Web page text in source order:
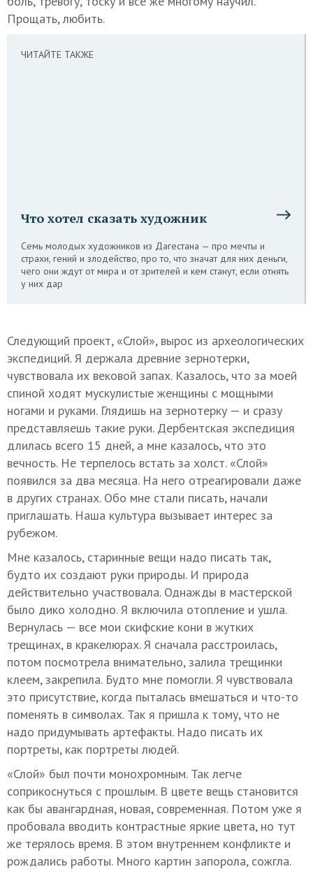
Прощать, любить.
ЧИТАЙТЕ ТАКЖЕ
Что хотел сказать художник
Семь молодых художников из Дагестана — про мечты и
страхи, гений и злодейство, про то, что значат для них деньги,
чего они ждут от мира и от зрителей и кем станут, если отнять
у них дар
Следующий проект, «Слой», вырос из археологических
экспедиций. Я держала древние зернотерки,
чувствовала их вековой запах. Казалось, что за моей
спиной ходят мускулистые женщины с мощными
ногами и руками. Глядишь на зернотерку — и сразу
представляешь такие руки. Дербентская экспедиция
длилась всего 15 дней, а мне казалось, что это
вечность. Не терпелось встать за холст. «Слой»
появился за два месяца. На него отреагировали даже
в других странах. Обо мне стали писать, начали
приглашать. Наша культура вызывает интерес за
рубежом.
Мне казалось, старинные вещи надо писать так,
будто их создают руки природы. И природа
действительно участвовала. Однажды в мастерской
было дико холодно. Я включила отопление и ушла.
Вернулась — все мои скифские кони в жутких
трещинах, в кракелюрах. Я сначала расстроилась,
потом посмотрела внимательно, залила трещинки
клеем, закрепила. Будто мне помогли. Я чувствовала
это присутствие, когда пыталась вмешаться и что-то
поменять в символах. Так я пришла к тому, что не
надо придумывать артефакты. Надо писать их
портреты, как портреты людей.
«Слой» был почти монохромным. Так легче
соприкоснуться с прошлым. В цвете вещь становится
как бы авангардная, новая, современная. Потом уже я
пробовала вводить контрастные яркие цвета, но тут
же терялось время. В этом внутреннем конфликте и
рождались работы. Много картин запорола, сожгла.